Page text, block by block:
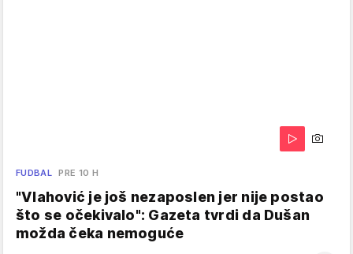
FUDBAL PRE 10 H
"Vlahović je još nezaposlen jer nije postao
što se očekivalo": Gazeta tvrdi da Dušan
možda čeka nemoguće